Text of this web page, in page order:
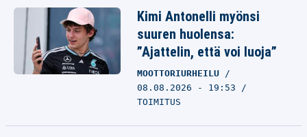
Kimi Antonelli myönsi
suuren huolensa:
”Ajattelin, että voi luoja”
MOOTTORIURHEILU
08.08.2026 - 19:53
TOIMITUS